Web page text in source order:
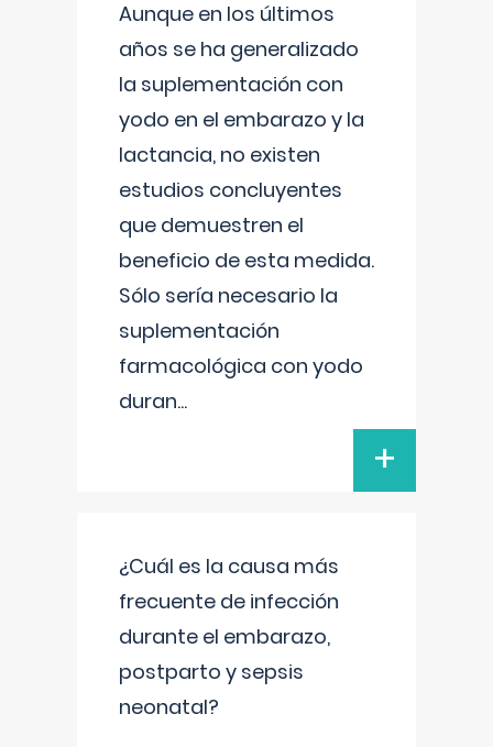
Aunque en los últimos
años se ha generalizado
la suplementación con
yodo en el embarazo y la
lactancia, no existen
estudios concluyentes
que demuestren el
beneficio de esta medida.
Sólo sería necesario la
suplementación
farmacológica con yodo
duran...
+
¿Cuál es la causa más
frecuente de infección
durante el embarazo,
postparto y sepsis
neonatal?